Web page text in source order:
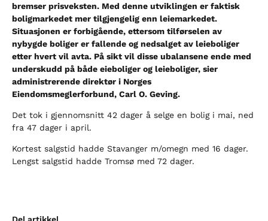
bremser prisveksten. Med denne utviklingen er faktisk
boligmarkedet mer tilgjengelig enn leiemarkedet.
Situasjonen er forbigående, ettersom tilførselen av
nybygde boliger er fallende og nedsalget av leieboliger
etter hvert vil avta. På sikt vil disse ubalansene ende med
underskudd på både eieboliger og leieboliger, sier
administrerende direktør i Norges
Eiendomsmeglerforbund, Carl O. Geving.
Det tok i gjennomsnitt 42 dager å selge en bolig i mai, ned
fra 47 dager i april.
Kortest salgstid hadde Stavanger m/omegn med 16 dager.
Lengst salgstid hadde Tromsø med 72 dager.
Del artikkel